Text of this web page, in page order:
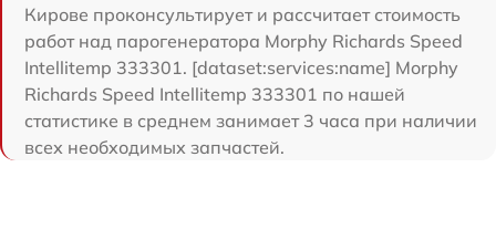
Кирове проконсультирует и рассчитает стоимость
работ над парогенератора Morphy Richards Speed
Intellitemp 333301. [dataset:services:name] Morphy
Richards Speed Intellitemp 333301 по нашей
статистике в среднем занимает 3 часа при наличии
всех необходимых запчастей.